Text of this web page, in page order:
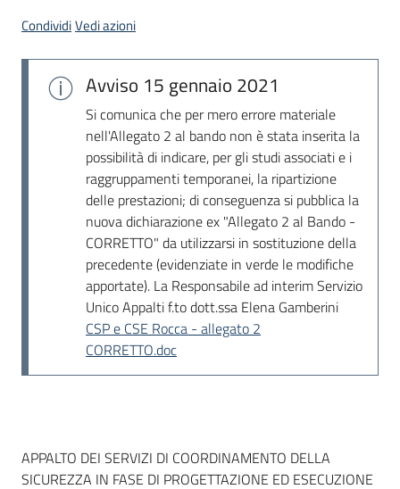
CondividiVedi azioni
Avviso 15 gennaio 2021
Si comunica che per mero errore materiale
nell'Allegato 2 al bando non è stata inserita la
possibilità di indicare, per gli studi associati e i
raggruppamenti temporanei, la ripartizione
delle prestazioni; di conseguenza si pubblica la
nuova dichiarazione ex "Allegato 2 al Bando -
CORRETTO" da utilizzarsi in sostituzione della
precedente (evidenziate in verde le modifiche
apportate). La Responsabile ad interim Servizio
Unico Appalti f.to dott.ssa Elena Gamberini
CSP e CSE Rocca - allegato 2
CORRETTO.doc
Dati del bando
APPALTO DEI SERVIZI DI COORDINAMENTO DELLA
SICUREZZA IN FASE DI PROGETTAZIONE ED ESECUZIONE